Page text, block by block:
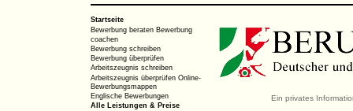
Startseite
Bewerbung beraten Bewerbung
coachen
Bewerbung schreiben
Bewerbung überprüfen
Arbeitszeugnis schreiben
Arbeitszeugnis überprüfen Online-
Bewerbungsmappen
Englische Bewerbungen
Alle Leistungen & Preise
Ein privates